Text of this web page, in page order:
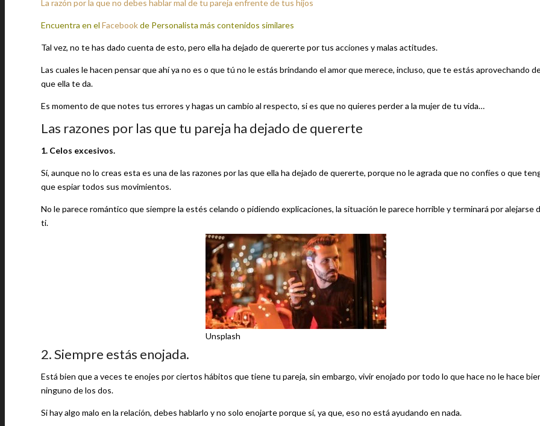
La razón por la que no debes hablar mal de tu pareja enfrente de tus hijos
Encuentra en el Facebookde Personalista más contenidos similares
Tal vez, no te has dado cuenta de esto, pero ella ha dejado de quererte por tus acciones y malas actitudes.
Las cuales le hacen pensar que ahí ya no es o que tú no le estás brindando el amor que merece, incluso, que te estás aprovechando
que ella te da.
Es momento de que notes tus errores y hagas un cambio al respecto, si es que no quieres perder a la mujer de tu vida…
Las razones por las que tu pareja ha dejado de quererte
1. Celos excesivos.
Sí, aunque no lo creas esta es una de las razones por las que ella ha dejado de quererte, porque no le agrada que no confíes o que
que espiar todos sus movimientos.
No le parece romántico que siempre la estés celando o pidiendo explicaciones, la situación le parece horrible y terminará por alejarse
ti.
Unsplash
2. Siempre estás enojada.
Está bien que a veces te enojes por ciertos hábitos que tiene tu pareja, sin embargo, vivir enojado por todo lo que hace no le hace
ninguno de los dos.
Si hay algo malo en la relación, debes hablarlo y no solo enojarte porque sí, ya que, eso no está ayudando en nada.